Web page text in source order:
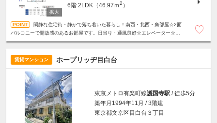
6階 2LDK（46.97ｍ2 ）
閑静な住宅街・静かで落ち着いた暮らし！南西・北西・角部屋☆2面
バルコニーで開放感のあるお部屋です。日当り・通風良好☆エレベーター☆バ
賃貸マンション ホープリッヂ目白台
東京メトロ有楽町線護国寺駅 / 徒歩5分
築年月1994年11月 / 3階建
東京都文京区目白台３丁目